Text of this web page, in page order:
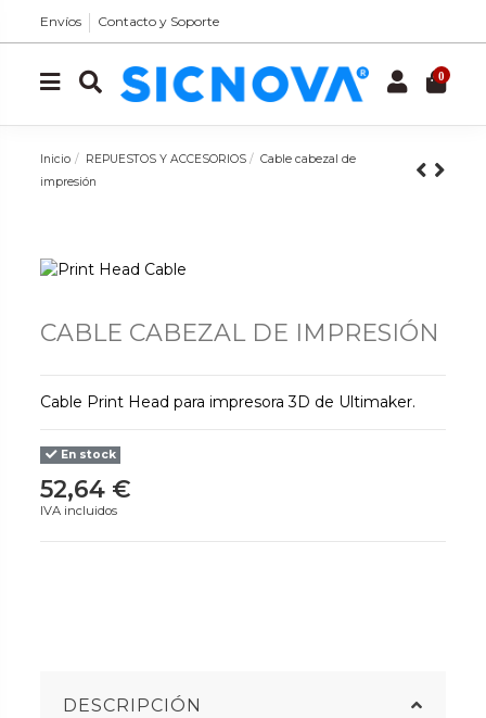
Envíos Contacto y Soporte
0
Inicio REPUESTOS Y ACCESORIOS
Cable cabezal de
impresión
CABLE CABEZAL DE IMPRESIÓN
Cable Print Head para impresora 3D de Ultimaker.
En stock
52,64 €
IVA incluidos
DESCRIPCIÓN